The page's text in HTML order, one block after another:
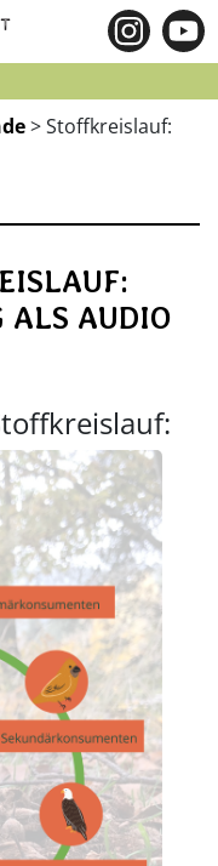
>Stoffkreislauf:
ALS AUDIO